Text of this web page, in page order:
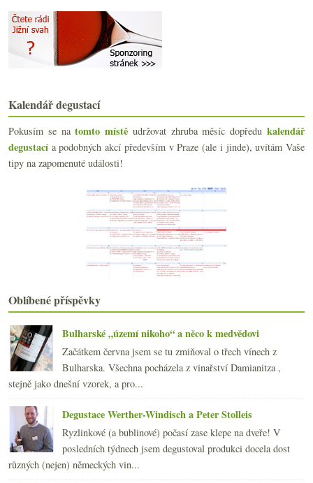
►května
► dubna (20)
▼ března (23)
Dění okolo Bordeaux 2010, mladý Blason d’Issan a s...
Dvě levná čerstvá bílá z Gaskoňska
Výsledky fotosoutěže „Sklenka vína v hlavní roli“
Šumivé Vinařství roku 2010
Hans Czerny nejen ročníku 2010
Merlot, Cabernet, Pinot – 3x červená Morava
Vinný SCUK s teorií i praxí
Mumm co není pravé šampaňské
Armáda proti vinařům, ženy pijí před sexem, Češi v...
Nejlepší herynek na tržnici a holandské víno
Starší Dobrá vinice – 2003 až 2005 s pár odskoky
Pár fotografií z… ?
Třikrát Francie do deseti euro
Certifikovaná voda k vínu?!?
Disney víno a ryzlink z Lídlu
Výsledky ankety „Kupujete na doma sudovky / stáčen...
Dokonalé Pineau a výborné koňaky Beaulon
Šampaňské hasičák, Češi neznají vinné skleničky, d...
Národní park a malá i velká bílá z Dobré vinice
„To“ víno aneb legendární znovínský pinot
►února(20)
►ledna (21)
► 2010 (249)
2009 (249)
Kalendář degustací
Pokusím se natomto místě udržovat zhruba měsíc dopředukalendář
degustacía podobných akcí především v Praze (ale i jinde), uvítám Vaše
tipy na zapomenuté události!
Oblíbené příspěvky
Bulharské „území nikoho“ a něco k medvědovi
Začátkem června jsem se tu zmiňoval o třech vínech z
Bulharska. Všechna pocházela z vinařství Damianitza ,
stejně jako dnešní vzorek, a pro...
Degustace Werther-Windisch a Peter Stolleis
Ryzlinkové (a bublinové) počasí zase klepe na dveře! V
posledních týdnech jsem degustoval produkci docela dost
různých (nejen) německých vin...